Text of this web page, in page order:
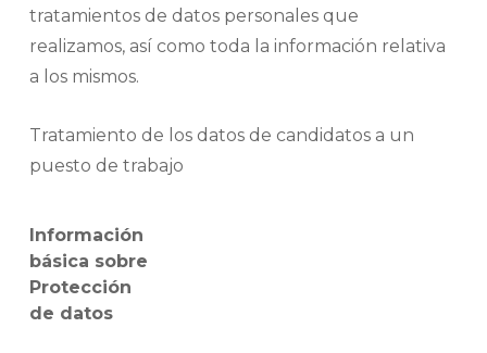
tratamientos de datos personales que
realizamos, así como toda la información relativa
a los mismos.
Tratamiento de los datos de candidatos a un
puesto de trabajo
Información
básica sobre
Protección
de datos